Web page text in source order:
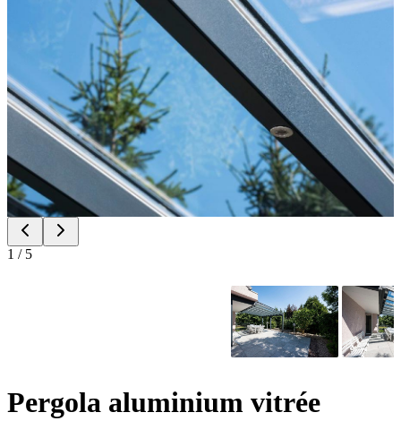
1 / 5
Pergola aluminium vitrée